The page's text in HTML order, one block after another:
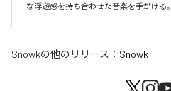
な浮遊感を持ち合わせた音楽を手がける。
Snowkの他のリリース： Snowk